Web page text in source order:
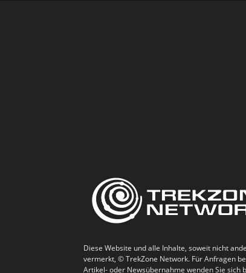
Diese Website und alle Inhalte, soweit nicht
vermerkt, © TrekZone Network. Für Anfragen
Artikel- oder Newsübernahme wenden Sie sich